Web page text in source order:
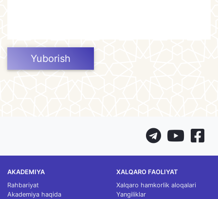
Yuborish
AKADEMIYA
Rahbariyat
Akademiya haqida
XALQARO FAOLIYAT
Xalqaro hamkorlik aloqalari
Yangiliklar